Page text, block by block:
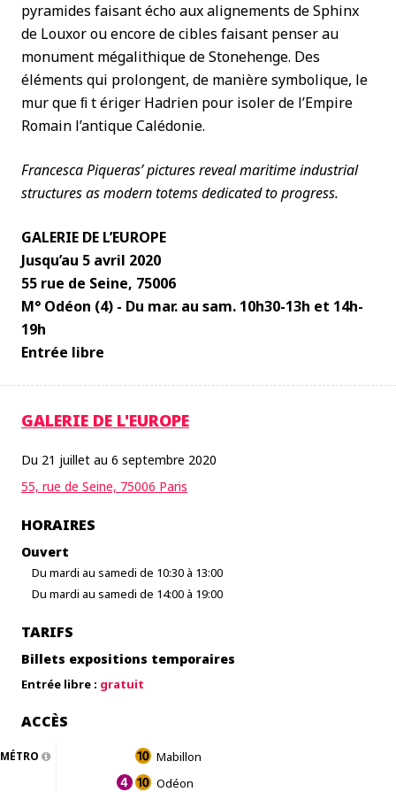
pyramides faisant écho aux alignements de Sphinx
de Louxor ou encore de cibles faisant penser au
monument mégalithique de Stonehenge. Des
éléments qui prolongent, de manière symbolique, le
mur que ﬁ t ériger Hadrien pour isoler de l’Empire
Romain l’antique Calédonie.
Francesca Piqueras’ pictures reveal maritime industrial
structures as modern totems dedicated to progress.
GALERIE DE L’EUROPE
Jusqu’au 5 avril 2020
55 rue de Seine, 75006
M° Odéon (4) - Du mar. au sam. 10h30-13h et 14h-
19h
Entrée libre
GALERIE DE L'EUROPE
Du 21 juillet au 6 septembre 2020
55, rue de Seine, 75006 Paris
HORAIRES
Ouvert
Du mardi au samedi de 10:30 à 13:00
Du mardi au samedi de 14:00 à 19:00
TARIFS
Billets expositions temporaires
Entrée libre : gratuit
ACCÈS
MÉTRO
Mabillon
Odéon